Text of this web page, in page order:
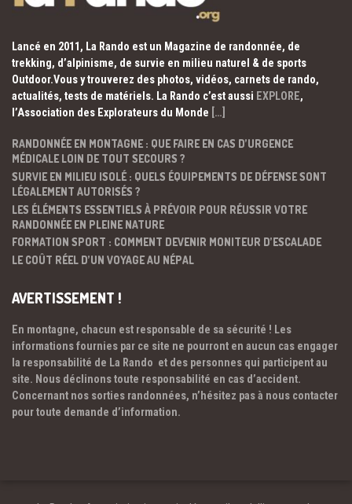
Lancé en 2011, La Rando est un Magazine de randonnée, de
trekking, d’alpinisme, de survie en milieu naturel & de sports
Outdoor.Vous y trouverez des photos, vidéos, carnets de rando,
actualités, tests de matériels. La Rando c’est aussi EXPLORE,
l’Association des Explorateurs du Monde […]
RANDONNÉE EN MONTAGNE : QUE FAIRE EN CAS D’URGENCE
MÉDICALE LOIN DE TOUT SECOURS ?
SURVIE EN MILIEU ISOLÉ : QUELS ÉQUIPEMENTS DE DÉFENSE SONT
LÉGALEMENT AUTORISÉS ?
LES ÉLÉMENTS ESSENTIELS À PRÉVOIR POUR RÉUSSIR VOTRE
RANDONNÉE EN PLEINE NATURE
FORMATION SPORT : COMMENT DEVENIR MONITEUR D’ESCALADE
LE COÛT RÉEL D’UN VOYAGE AU NÉPAL
AVERTISSEMENT !
En montagne, chacun est responsable de sa sécurité ! Les
informations fournies par ce site ne pourront en aucun cas engager
la responsabilité de La Rando et des personnes qui participent au
site. Nous déclinons toute responsabilité en cas d’accident.
Concernant nos sorties randonnées, n’hésitez pas à nous contacter
pour toute demande d’information.